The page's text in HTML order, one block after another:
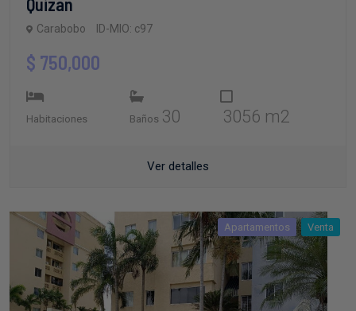
Carabobo
Habitaciones Baños 3056 m2
Apartamentos Venta